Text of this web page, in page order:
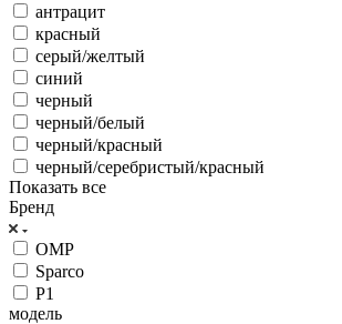
антрацит
красный
серый/желтый
синий
черный
черный/белый
черный/красный
черный/серебристый/красный
Показать все
Бренд
OMP
Sparco
P1
модель